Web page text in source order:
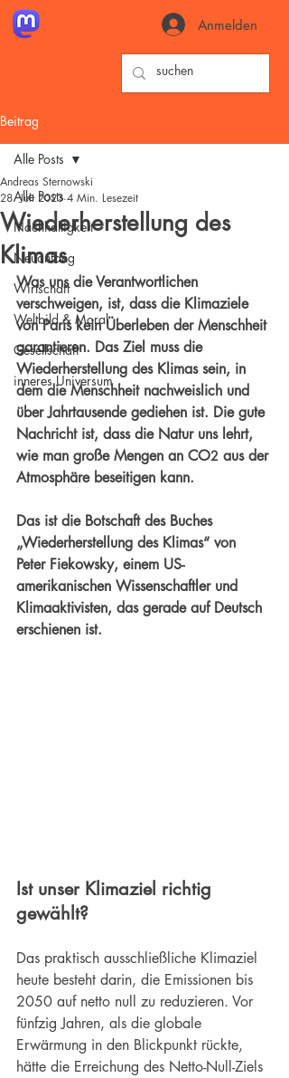
Anmelden
Beitrag
Alle Posts
Nachhaltigkeit
Neuanfang
Wirtschaft
Weltbild & Moral
Gesellschaft
inneres Universum
Alle Posts
Wiederherstellung des
Klimas
Andreas Sternowski
28. Juli 2023 4 Min. Lesezeit
Was uns die Verantwortlichen
verschweigen, ist, dass die Klimaziele
von Paris kein Überleben der Menschheit
garantieren. Das Ziel muss die
Wiederherstellung des Klimas sein, in
dem die Menschheit nachweislich und
über Jahrtausende gediehen ist. Die gute
Nachricht ist, dass die Natur uns lehrt,
wie man große Mengen an CO2 aus der
Atmosphäre beseitigen kann.
Das ist die Botschaft des Buches
„Wiederherstellung des Klimas“ von
Peter Fiekowsky, einem US-
amerikanischen Wissenschaftler und
Klimaaktivisten, das gerade auf Deutsch
erschienen ist.
Ist unser Klimaziel richtig
gewählt?
Das praktisch ausschließliche Klimaziel
heute besteht darin, die Emissionen bis
2050 auf netto null zu reduzieren. Vor
fünfzig Jahren, als die globale
Erwärmung in den Blickpunkt rückte,
hätte die Erreichung des Netto-Null-Ziels